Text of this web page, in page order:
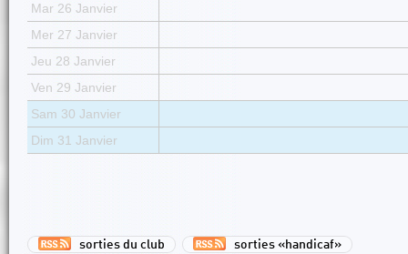
Mar 26 Janvier
Mer 27 Janvier
Jeu 28 Janvier
Ven 29 Janvier
Sam 30 Janvier
Dim 31 Janvier
sorties du club sorties «handicaf»